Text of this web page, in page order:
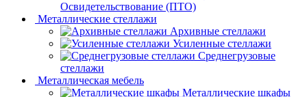
Освидетельствование (ПТО)
Металлические стеллажи
Архивные стеллажи
Усиленные стеллажи
Среднегрузовые
стеллажи
Металлическая мебель
Металлические шкафы